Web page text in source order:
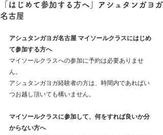
「はじめて参加する方へ」アシュタンガヨガ
名古屋
アシュタンガヨガ名古屋 マイソールクラスにはじめ
て参加する方へ
マイソールクラスへの参加に予約は必要ありませ
ん。
アシュタンガヨガ経験者の方は、時間内であればい
つお越し頂いても構いません。
マイソールクラスに参加して、何をすれば良いか分
からない方へ